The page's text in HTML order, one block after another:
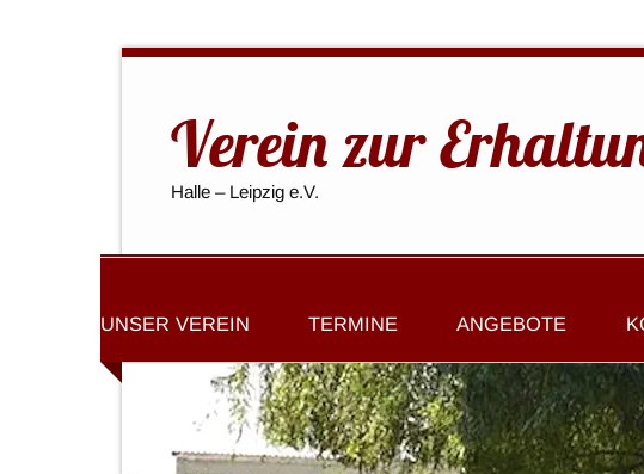
Verein zur
Halle – Leipzig e.V.
UNSER VEREIN TERMINE ANGEBOTE